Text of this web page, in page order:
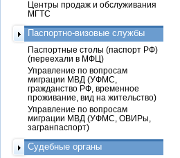
Центры продаж и обслуживания
МГТС
Паспортно-визовые службы
Паспортные столы (паспорт РФ)
(переехали в МФЦ)
Управление по вопросам
миграции МВД (УФМС,
гражданство РФ, временное
проживание, вид на жительство)
Управление по вопросам
миграции МВД (УФМС, ОВИРы,
загранпаспорт)
Судебные органы